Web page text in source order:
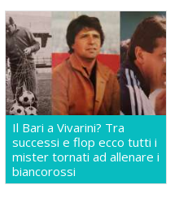
Il Bari a Vivarini? Tra
successi e flop ecco tutti i
mister tornati ad allenare i
biancorossi